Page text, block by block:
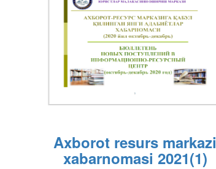
Axborot resurs markazi
xabarnomasi 2021(1)